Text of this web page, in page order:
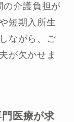
の介護負担が
短期入所生
ながら、ご
が欠かせま
医療が求